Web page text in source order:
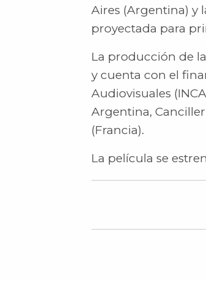
Aires (Argentina) y
proyectada para
La producción de
y cuenta con el
Audiovisuales
Argentina,
(Francia).
La película se